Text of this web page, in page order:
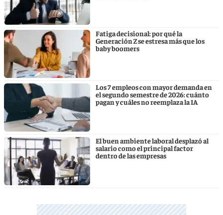
Fatiga decisional: por qué la
Generación Z se estresa más que los
baby boomers
Los 7 empleos con mayor demanda en
el segundo semestre de 2026: cuánto
pagan y cuáles no reemplaza la IA
El buen ambiente laboral desplazó al
salario como el principal factor
dentro de las empresas